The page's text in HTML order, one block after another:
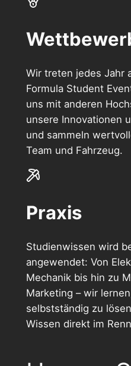
Wir treten jedes Jahr
Formula Student
uns mit anderen
unsere Innovationen
und sammeln
Team und Fahrzeug.
Praxis
Studienwissen wird
angewendet: Von
Mechanik bis hin zu
Marketing – wir
selbstständig zu
Wissen direkt im